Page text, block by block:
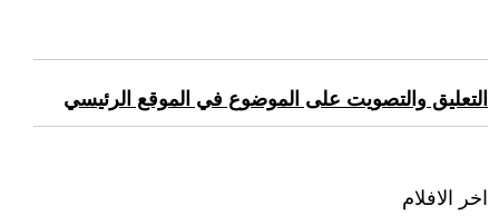
التعليق والتصويت على الموضوع في الموقع الرئيسي
اخر الافلام